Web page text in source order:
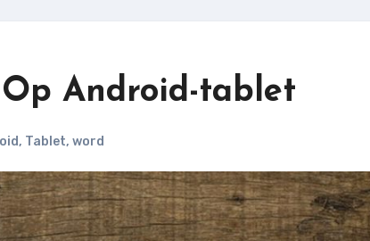
Android-tablet
, Tablet, word